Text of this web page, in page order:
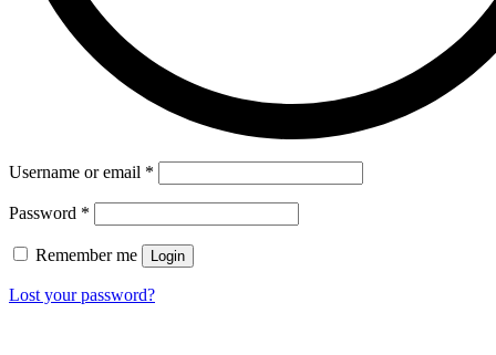
Username or email *
Password *
Remember me Login
Lost your password?